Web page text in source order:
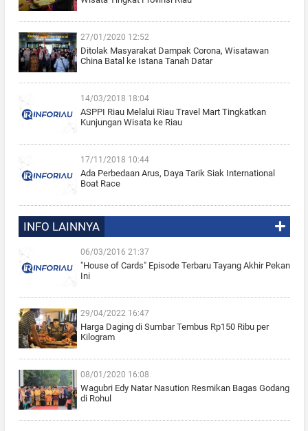
27/01/2020 12:52
Ditolak Masyarakat Dampak Corona, Wisatawan
China Batal ke Istana Tanah Datar
14/03/2018 18:04
ASPPI Riau Melalui Riau Travel Mart Tingkatkan
Kunjungan Wisata ke Riau
17/11/2018 10:44
Ada Perbedaan Arus, Daya Tarik Siak International
Boat Race
INFO LAINNYA
06/03/2016 21:37
"House of Cards" Episode Terbaru Tayang Akhir Pekan
Ini
29/04/2022 16:47
Harga Daging di Sumbar Tembus Rp150 Ribu per
Kilogram
08/01/2020 16:08
Wagubri Edy Natar Nasution Resmikan Bagas Godang
di Rohul